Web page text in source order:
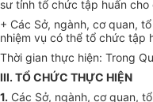
sư tỉnh tổ chức tập huấn cho
+ Các Sở, ngành, cơ quan,
nhiệm vụ có thể tổ chức tập
Thời gian thực hiện: Trong
III. TỔCHỨC THỰC HIỆN
1. Các Sở, ngành, cơ quan,